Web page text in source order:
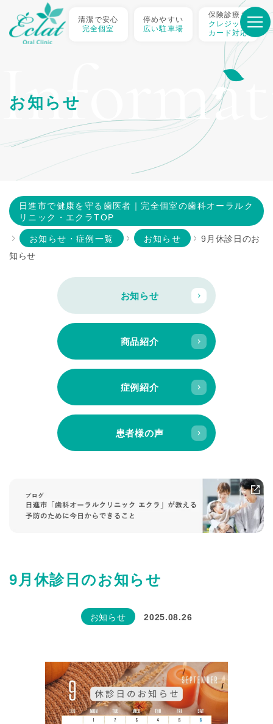
清潔で安心
完全個室
停めやすい
広い駐車場
保険診療も
クレジット
カード対応
お知らせ
日進市で健康を守る歯医者｜完全個室の歯科オーラルク
リニック・エクラTOP
お知らせ・症例一覧 お知らせ
9月休診日のお
知らせ
お知らせ
商品紹介
症例紹介
患者様の声
9月休診日のお知らせ
お知らせ 2025.08.26